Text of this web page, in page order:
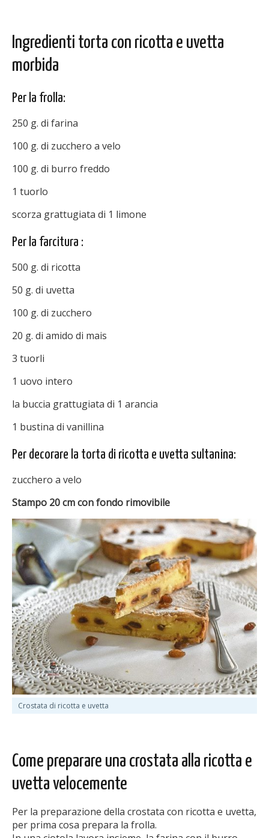
Ingredienti torta con ricotta e uvetta
morbida
Per la frolla:
250 g. di farina
100 g. di zucchero a velo
100 g. di burro freddo
1 tuorlo
scorza grattugiata di 1 limone
Per la farcitura :
500 g. di ricotta
50 g. di uvetta
100 g. di zucchero
20 g. di amido di mais
3 tuorli
1 uovo intero
la buccia grattugiata di 1 arancia
1 bustina di vanillina
Per decorare la torta di ricotta e uvetta sultanina:
zucchero a velo
Stampo 20 cm con fondo rimovibile
Crostata di ricotta e uvetta
Come preparare una crostata alla ricotta e
uvetta velocemente
Per la preparazione della crostata con ricotta e uvetta,
per prima cosa prepara la frolla.